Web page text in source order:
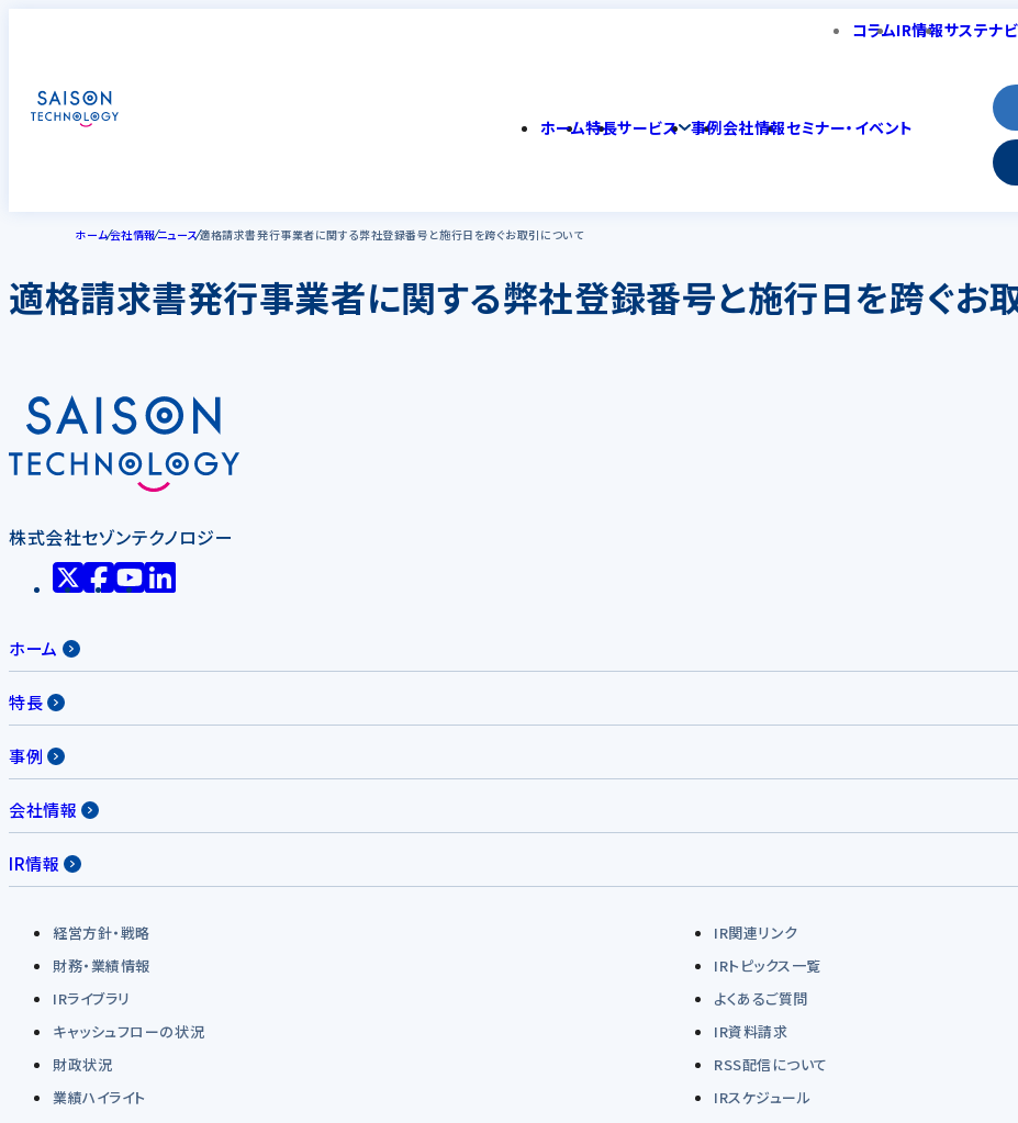
コラムIR情報サステナ
ホーム特長サービス 事例会社情報セミナー・イベント
ホーム会社情報ニュース適格請求書発行事業者に関する弊社登録番号と施行日を跨ぐお取引について
適格請求書発行事業者に関する弊社登録番号と施行日を跨ぐお
株式会社セゾンテクノロジー
ホーム
特長
事例
会社情報
IR情報
経営方針・戦略
IR関連リンク
財務・業績情報
IRトピックス一覧
IRライブラリ
よくあるご質問
キャッシュフローの状況
IR資料請求
財政状況
RSS配信について
業績ハイライト
IRスケジュール